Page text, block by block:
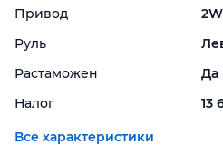
Привод
Руль
Растаможен
Да
Налог
13
Все характеристики